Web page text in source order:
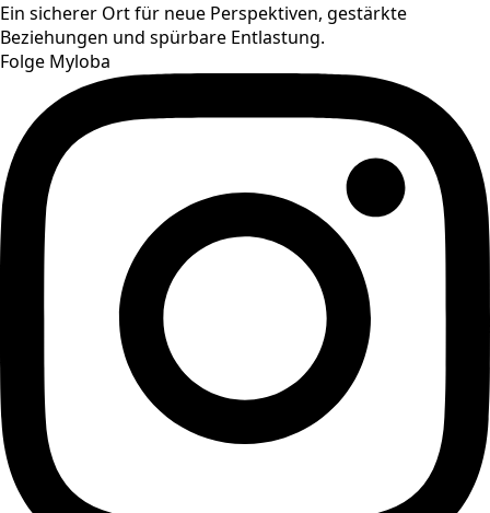
Ein sicherer Ort für neue Perspektiven, gestärkte
Beziehungen und spürbare Entlastung.
Folge Myloba